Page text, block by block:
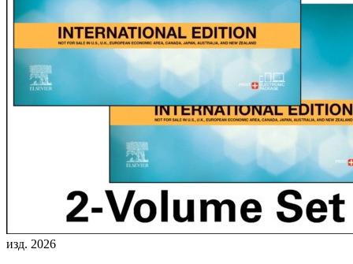
изд. 2026